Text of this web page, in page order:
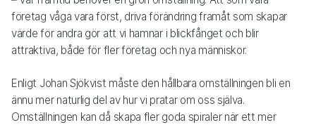
företag våga vara först, driva förändring framåt som skapar
värde för andra gör att vi hamnar i blickfånget och blir
attraktiva, både för fler företag och nya människor.
Enligt Johan Sjökvist måste den hållbara omställningen bli en
ännu mer naturlig del av hur vi pratar om oss själva.
Omställningen kan då skapa fler goda spiraler när ett mer